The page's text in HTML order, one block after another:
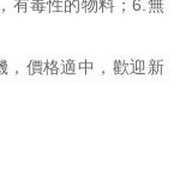
有毒性的物料；6.無
價格適中，歡迎新